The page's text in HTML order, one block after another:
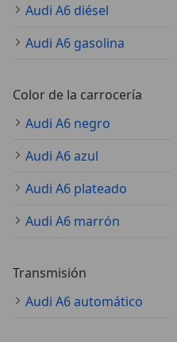
Audi A6 diésel
Audi A6 gasolina
Color de la carrocería
Audi A6 negro
Audi A6 azul
Audi A6 plateado
Audi A6 marrón
Transmisión
Audi A6 automático